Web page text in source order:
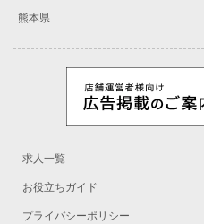
熊本県
求人一覧
お役立ちガイド
プライバシーポリシー